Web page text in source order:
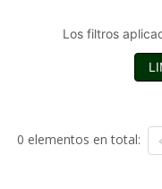
Los filtros
0 elementos en total: